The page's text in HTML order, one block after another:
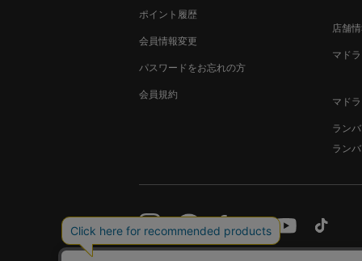
ポイント履歴
会員情報変更
パスワードをお忘れの方
会員規約
店舗
マド
マド
ラン
ラン